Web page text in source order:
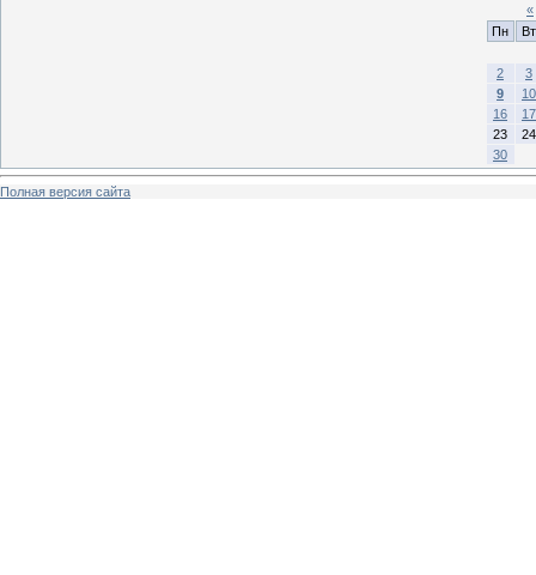
«
Пн
Вт
2
3
9
10
16
17
23
24
30
Полная версия сайта